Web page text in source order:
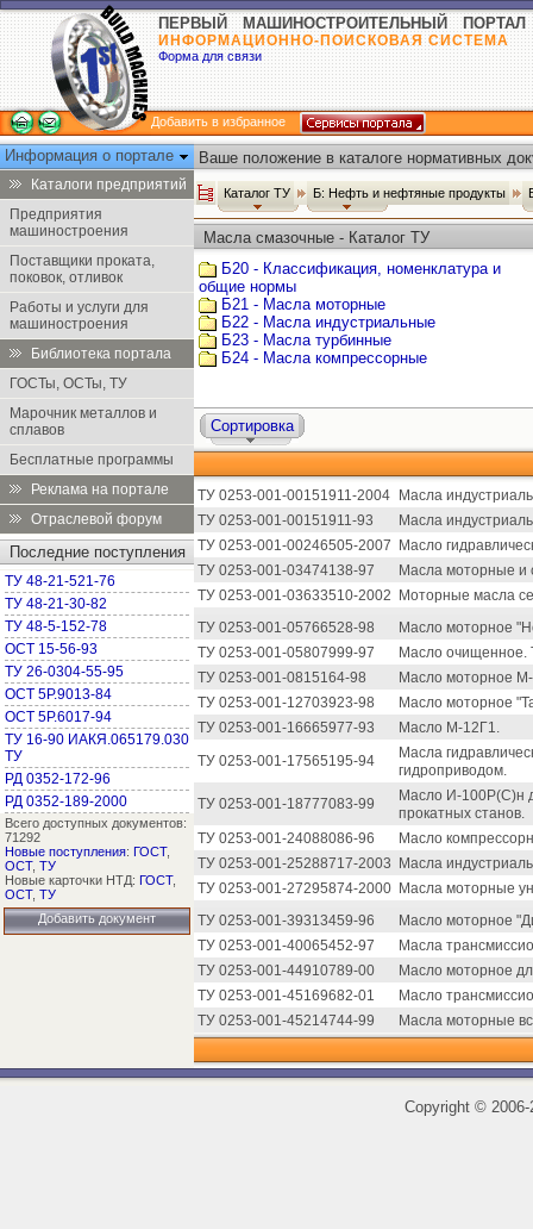
ПЕРВЫЙ МАШИНОСТРОИТЕЛЬНЫЙ ПОРТАЛ
ИНФОРМАЦИОННО-ПОИСКОВАЯ СИСТЕМА
Форма для связи
Добавить в избранное
Информация о портале
Каталоги предприятий
Предприятия
машиностроения
Поставщики проката,
поковок, отливок
Работы и услуги для
машиностроения
Библиотека портала
ГОСТы, ОСТы, ТУ
Марочник металлов и
сплавов
Бесплатные программы
Реклама на портале
Отраслевой форум
Последние поступления
ТУ 48-21-521-76
ТУ 48-21-30-82
ТУ 48-5-152-78
ОСТ 15-56-93
ТУ 26-0304-55-95
ОСТ 5Р.9013-84
ОСТ 5Р.6017-94
ТУ 16-90 ИАКЯ.065179.030
ТУ
РД 0352-172-96
РД 0352-189-2000
Всего доступных документов:
71292
Новые поступления: ГОСТ,
ОСТ, ТУ
Новые карточки НТД: ГОСТ,
ОСТ, ТУ
Добавить документ
Ваше положение в каталоге нормативных
Каталог ТУ Б: Нефть и нефтяные продукты
Масла смазочные - Каталог ТУ
Б20 - Классификация, номенклатура и
общие нормы
Б21 - Масла моторные
Б22 - Масла индустриальные
Б23 - Масла турбинные
Б24 - Масла компрессорные
Сортировка
ТУ 0253-001-00151911-2004
Масла
ТУ 0253-001-00151911-93
Масла
ТУ 0253-001-00246505-2007
Масло
ТУ 0253-001-03474138-97
Масла моторные и
ТУ 0253-001-03633510-2002
Моторные масла
ТУ 0253-001-05766528-98
Масло моторное
ТУ 0253-001-05807999-97
Масло очищенное.
ТУ 0253-001-0815164-98
Масло моторное
ТУ 0253-001-12703923-98
Масло моторное
ТУ 0253-001-16665977-93
Масло М-12Г1.
ТУ 0253-001-17565195-94
Масла
гидроприводом.
ТУ 0253-001-18777083-99
Масло И-100Р(С)н
прокатных станов.
ТУ 0253-001-24088086-96
Масло
ТУ 0253-001-25288717-2003
Масла
ТУ 0253-001-27295874-2000 Масла моторные
ТУ 0253-001-39313459-96
Масло моторное
ТУ 0253-001-40065452-97
Масла
ТУ 0253-001-44910789-00
Масло моторное
ТУ 0253-001-45169682-01
Масло
ТУ 0253-001-45214744-99
Масла моторные
Copyright ©